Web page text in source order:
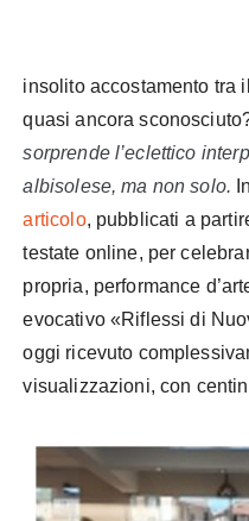
insolito accostamento tra
quasi ancora
sorprende l’eclettico
albisolese, ma non solo.
articolo, pubblicati a
testate online, per
propria, performance
evocativo «Riflessi di
oggi ricevuto
visualizzazioni, con